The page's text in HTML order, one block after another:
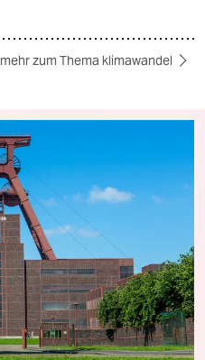
mehr zum Thema klimawandel